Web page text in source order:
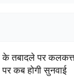
के तबादले पर
कब होगी सुनवाई